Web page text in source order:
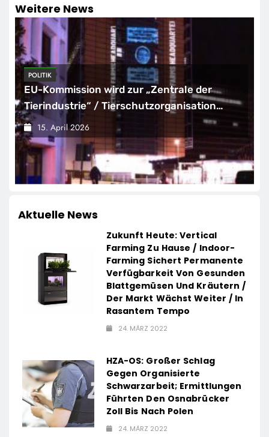
Weitere News
WIRTSCHAFT
Beschäftigte Ü50 profitieren deutlich
seltener von Weiterbildung
15. April 2026
Aktuelle News
Zukunft Heute: Vertical
Farming Zu Hause / Indoor-
Farming Sichert Permanente
Verfügbarkeit Von Gesunden
Blattgemüsen Und Kräutern /
Der Markt Wächst Weiter / In
Rasantem Tempo
24. MÄRZ 2022
HZA-OS: Großer Schlag
Gegen Organisierte
Schwarzarbeit; Ermittlungen
Führten Den Osnabrücker
Zoll Bis Nach Polen
24. MÄRZ 2022